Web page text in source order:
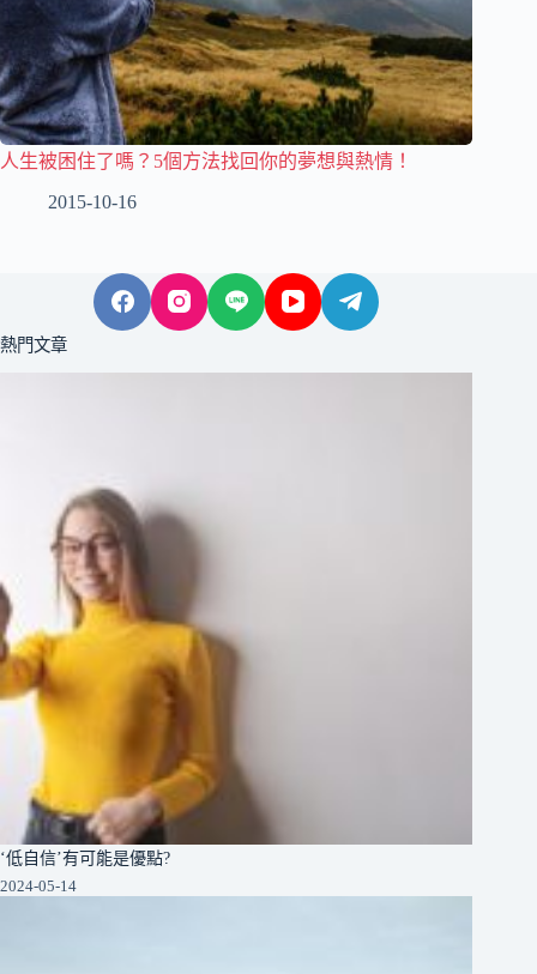
人生被困住了嗎？5個方法找回你的夢想與熱情！
2015-10-16
熱門文章
‘低自信’有可能是優點?
2024-05-14